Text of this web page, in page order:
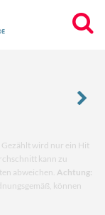
Gezählt wird nur ein Hit
kann zu
abweichen. Achtung:
können